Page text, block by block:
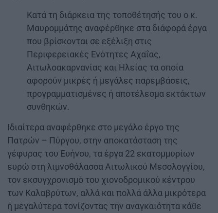
Κατά τη διάρκεια της τοποθέτησής του ο κ.
Μαυρομμάτης αναφέρθηκε στα διάφορά έργα
που βρίσκονται σε εξέλιξη στις
Περιφερειακές Ενότητες Αχαΐας,
Αιτωλοακαρνανίας και Ηλείας τα οποία
αφορούν μικρές ή μεγάλες παρεμβάσεις,
προγραμματισμένες ή αποτέλεσμα εκτάκτων
συνθηκών.
Ιδιαίτερα αναφέρθηκε στο μεγάλο έργο της
Πατρών – Πύργου, στην αποκατάσταση της
γέφυρας του Ευήνου, τα έργα 22 εκατομμυρίων
ευρώ στη λιμνοθάλασσα Αιτωλικού Μεσολογγίου,
τον εκσυγχρονισμό του χιονοδρομικού κέντρου
των Καλαβρύτων, αλλά και πολλά άλλα μικρότερα
ή μεγαλύτερα τονίζοντας την αναγκαιότητα κάθε